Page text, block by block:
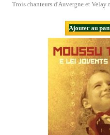
Trois chanteurs d'Auvergne et
Ajouter au